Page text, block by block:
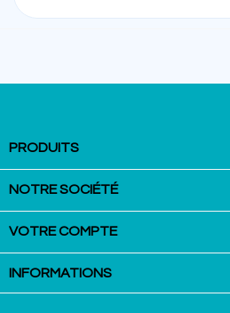
PRODUITS
NOTRE SOCIÉTÉ
VOTRE COMPTE
INFORMATIONS